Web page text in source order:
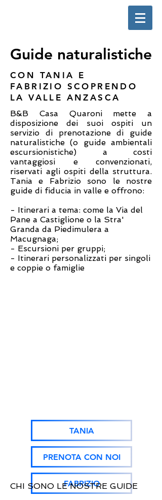
Guide naturalistiche
CON TANIA E
FABRIZIO SCOPRENDO
LA VALLE ANZASCA
B&B Casa Quaroni mette a
disposizione dei suoi ospiti un
servizio di prenotazione di guide
naturalistiche (o guide ambientali
escursionistiche) a costi
vantaggiosi e convenzionati,
riservati agli ospiti della struttura.
Tania e Fabrizio sono le nostre
guide di fiducia in valle e offrono:
- Itinerari a tema: come la Via del
Pane a Castiglione o la Stra'
Granda da Piedimulera a
Macugnaga;
- Escursioni per gruppi;
- Itinerari personalizzati per singoli
e coppie o famiglie
TANIA
PRENOTA CON NOI
FABRIZIO
CHI SONO LE NOSTRE GUIDE